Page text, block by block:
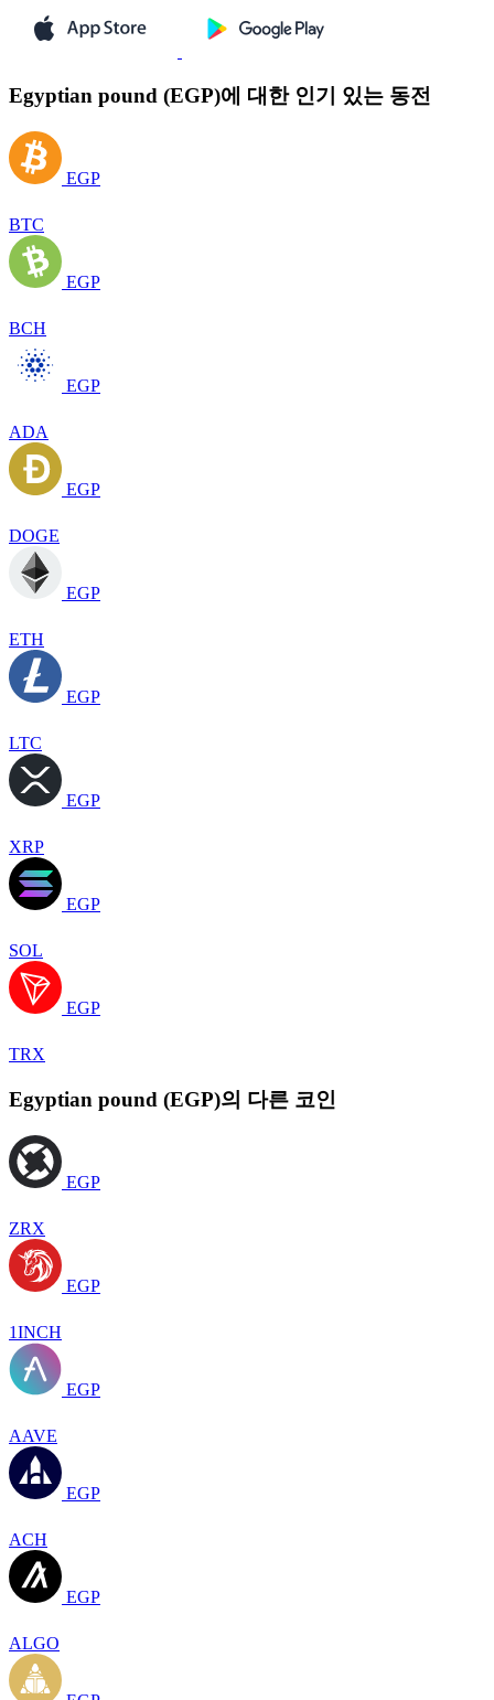
Egyptian pound (EGP)에 대한 인기 있는 동전
EGP
BTC
EGP
BCH
EGP
ADA
EGP
DOGE
EGP
ETH
EGP
LTC
EGP
XRP
EGP
SOL
EGP
TRX
Egyptian pound (EGP)의 다른 코인
EGP
ZRX
EGP
1INCH
EGP
AAVE
EGP
ACH
EGP
ALGO